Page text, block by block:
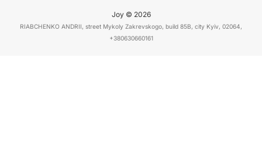
Joy © 2026
RIABCHENKO ANDRII, street Mykoly Zakrevskogo, build 85B, city Kyiv, 02064,
+380630660161